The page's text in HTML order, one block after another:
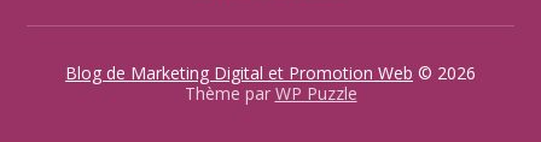
Blog de Marketing Digital et Promotion Web © 2026
Thème par WP Puzzle